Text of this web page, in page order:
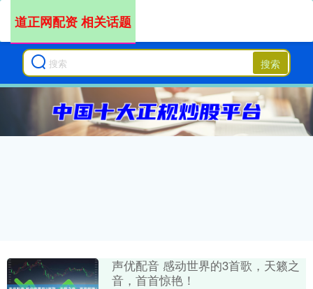
搜索
道正网配资 相关话题
声优配音 感动世界的3首歌，天籁之
音，首首惊艳！